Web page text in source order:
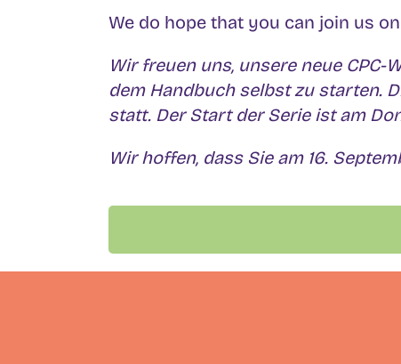
We do hope that you can join us on
Wir freuen uns, unsere neue
dem Handbuch selbst zu starten.
statt. Der Start der Serie ist am
Wir hoffen, dass Sie am 16.